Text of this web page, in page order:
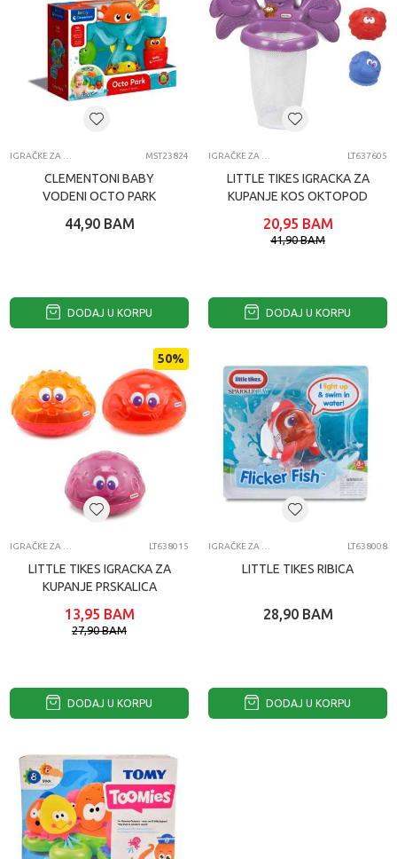
MST23824
CLEMENTONI BABY
VODENI OCTO PARK
44,90 BAM
DODAJ U KORPU
LT637605
LITTLE TIKES IGRACKA ZA
KUPANJE KOS OKTOPOD
20,95 BAM
41,90BAM
DODAJ U KORPU
50%
LT638015
LITTLE TIKES IGRACKA ZA
KUPANJE PRSKALICA
13,95 BAM
27,90BAM
DODAJ U KORPU
LT638008
LITTLE TIKES RIBICA
28,90 BAM
DODAJ U KORPU